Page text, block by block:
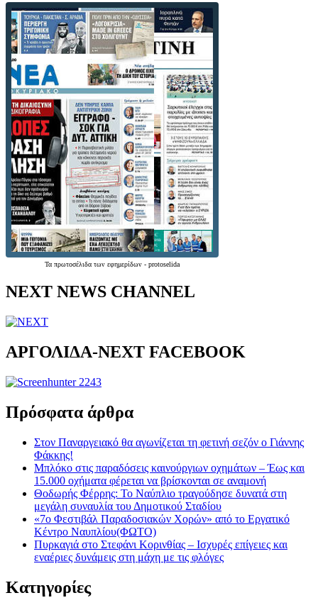
Τα πρωτοσέλιδα των εφημερίδων - protoselida
NEXT NEWS CHANNEL
ΑΡΓΟΛΙΔΑ-ΝΕΧΤ FACEBOOK
Πρόσφατα άρθρα
Στον Παναργειακό θα αγωνίζεται τη φετινή σεζόν ο Γιάννης
Φάκκης!
Μπλόκο στις παραδόσεις καινούργιων οχημάτων – Έως και
15.000 οχήματα φέρεται να βρίσκονται σε αναμονή
Θοδωρής Φέρρης: Το Ναύπλιο τραγούδησε δυνατά στη
μεγάλη συναυλία του Δημοτικού Σταδίου
«7ο Φεστιβάλ Παραδοσιακών Χορών» από το Εργατικό
Κέντρο Ναυπλίου(ΦΩΤΟ)
Πυρκαγιά στο Στεφάνι Κορινθίας – Ισχυρές επίγειες και
εναέριες δυνάμεις στη μάχη με τις φλόγες
Kατηγορίες